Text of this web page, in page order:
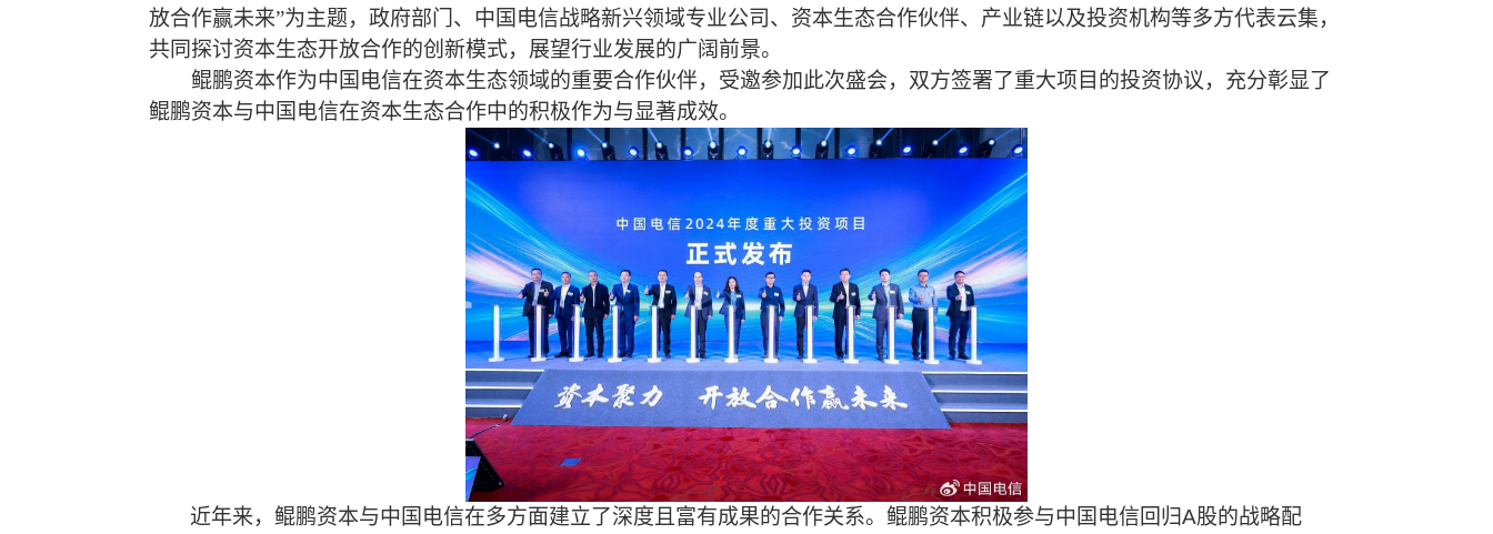
放合作赢未来”为主题，政府部门、中国电信战略新兴领域专业公司、资本生态合作伙伴、产业链以及投资机构等多方代表云集，
共同探讨资本生态开放合作的创新模式，展望行业发展的广阔前景。
鲲鹏资本作为中国电信在资本生态领域的重要合作伙伴，受邀参加此次盛会，双方签署了重大项目的投资协议，充分彰显了
鲲鹏资本与中国电信在资本生态合作中的积极作为与显著成效。
近年来，鲲鹏资本与中国电信在多方面建立了深度且富有成果的合作关系。鲲鹏资本积极参与中国电信回归A股的战略配